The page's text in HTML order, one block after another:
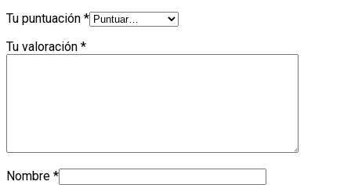
Tu puntuación *
Tu valoración *
Nombre *